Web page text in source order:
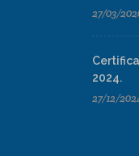
27/03/
2024.
27/12/